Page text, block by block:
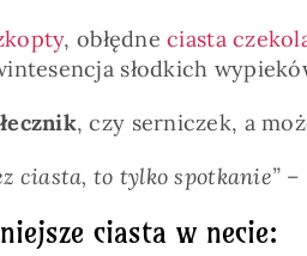
, obłędneciasta
słodkich
, czy serniczek, a
ciasta, to tylko spotkanie” –
ciasta w necie: